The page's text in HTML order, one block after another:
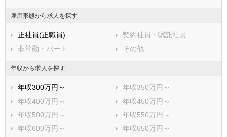
伊豆市
御前崎市
菊川市
伊豆の国市
牧之原市
賀茂郡松崎町
賀茂郡西伊豆町
田方郡函南町
駿東郡清水町
駿東郡長泉町
駿東郡小山町
榛原郡吉田町
榛原郡川根本町
雇用形態から求人を探す
正社員(正職員)
契約社員・嘱託社員
非常勤・パート
その他
年収から求人を探す
年収300万円～
年収350万円～
年収400万円～
年収450万円～
年収500万円～
年収550万円～
年収600万円～
年収650万円～